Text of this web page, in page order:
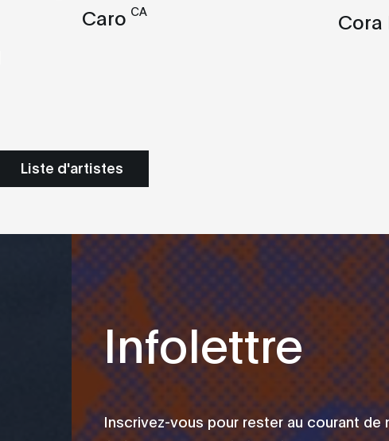
Caro CA Cora
Liste d'artistes
Infolettre
Inscrivez-vous pour rester au courant de